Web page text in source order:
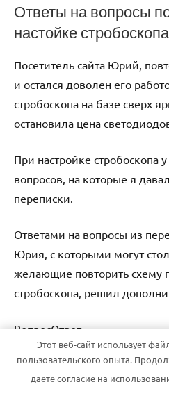
Ответы на вопросы
настойке стробоскопа
Посетитель сайта Юрий,
и остался доволен его
стробоскопа на базе сверх
остановила цена
При настройке стробоскопа
вопросов, на которые я
переписки.
Ответами на вопросы из
Юрия, с которыми могут
желающие повторить схему
стробоскопа, решил
ВопросОтвет
Да,
Этот веб-сайт использует
пользовательского опыта.
даете согласие на